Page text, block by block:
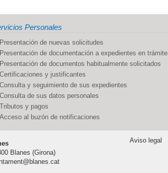
Personales
Presentación de nuevas solicitudes
Presentación de documentación a expedientes en trámite
Presentación de documentos habitualmente solicitados
Certificaciones y justificantes
Consulta y seguimiento de sus expedientes
Consulta de sus datos personales
Tributos y pagos
Acceso al buzón de notificaciones
Blanes (Girona)
Aviso legal